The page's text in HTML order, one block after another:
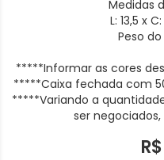
Medidas
L: 13,5 x
Peso
*****Informar as cores
*****Caixa fechada com
*****Variando a
ser